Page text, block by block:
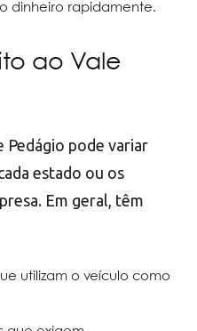
dinheiro rapidamente.
ao Vale
Pedágio pode variar
estado ou os
Em geral, têm
utilizam o veículo como